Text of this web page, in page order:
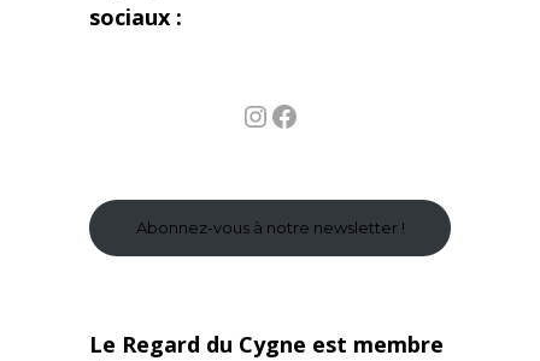
sociaux :
InstagramFacebook
Abonnez-vous à notre newsletter !
Le Regard du Cygne est membre